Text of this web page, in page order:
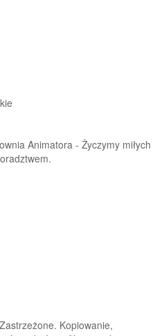
Animatora - Życzymy miłych
Kopiowanie,